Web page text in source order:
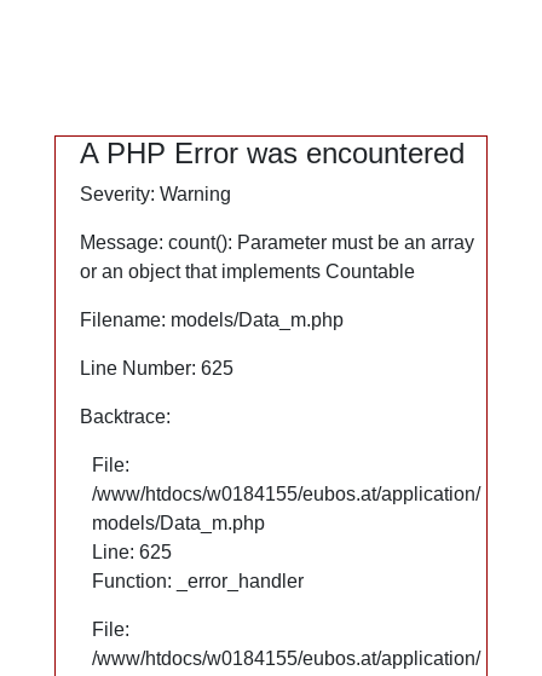
PEG
Silikone
A PHP Error was encountered
Severity: Warning
Message: count(): Parameter must be an array
or an object that implements Countable
Filename: models/Data_m.php
Line Number: 625
Backtrace:
File:
/www/htdocs/w0184155/eubos.at/application/
models/Data_m.php
Line: 625
Function: _error_handler
File:
/www/htdocs/w0184155/eubos.at/application/
A PHP Error was encountered
Severity: Warning
Message: count(): Parameter must be an array
or an object that implements Countable
Filename: models/Data_m.php
Line Number: 625
Backtrace:
File:
/www/htdocs/w0184155/eubos.at/application/
models/Data_m.php
Line: 625
Function: _error_handler
File:
/www/htdocs/w0184155/eubos.at/application/